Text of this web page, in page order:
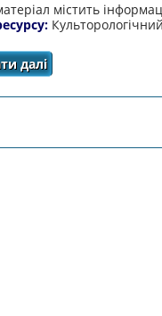
містить
даліпро Travelling